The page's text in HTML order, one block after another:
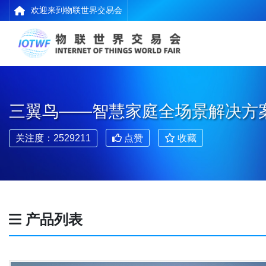
欢迎来到物联世界交易会
三翼鸟——智慧家庭全场景解决方
关注度：2529211 点赞 收藏
产品列表